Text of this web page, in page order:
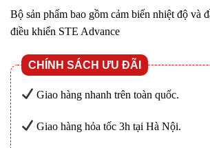
Bộ sản phẩm bao gồm cảm biến nhiệt độ và
điều khiển STE Advance
CHÍNH SÁCH ƯU ĐÃI
Giao hàng nhanh trên toàn quốc.
Giao hàng hỏa tốc 3h tại Hà Nội.